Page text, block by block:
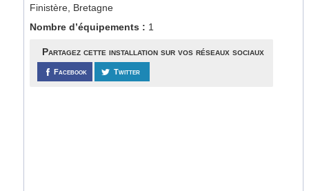
Finistère, Bretagne
Nombre d’équipements : 1
Partagez cette installation sur vos réseaux sociaux
Facebook Twitter